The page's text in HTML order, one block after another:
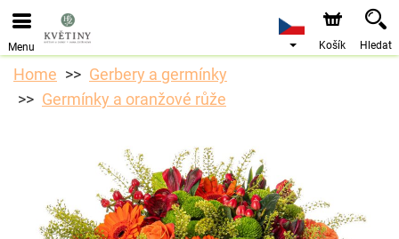
Objednávky přes e-shop přijímáme. Nejbližší možné
doručení je od 10.8.2026 z důvodu dovolené.
Menu Košík Hledat
Home
Gerbery a germínky
Germínky a oranžové růže